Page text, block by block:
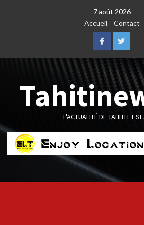
7 août 2026
Accueil
Contact
FacebookTwitter
L'ACTUALITÉ DE TAHITI ET